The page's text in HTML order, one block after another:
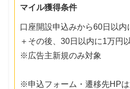
マイル獲得条件
口座開設申込みから60日以
＋その後、30日以内に1万円
※広告主新規のみ対象
※申込フォーム・遷移先HP